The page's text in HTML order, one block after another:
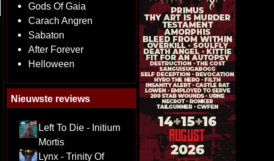
Gods Of Gaia
Carach Angren
Sabaton
After Forever
Helloween
Nieuwste reviews
Left To Die - Initium
Mortis
Lynx - Trinity Of